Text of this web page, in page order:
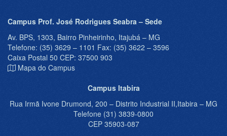
Campus Prof. José Rodrigues Seabra – Sede
Av. BPS, 1303, Bairro Pinheirinho, Itajubá – MG
Telefone: (35) 3629 – 1101 Fax: (35) 3622 – 3596
Caixa Postal 50 CEP: 37500 903
Mapa do Campus
Campus Itabira
Rua Irmã Ivone Drumond, 200 – Distrito Industrial II,Itabira – MG
Telefone (31) 3839-0800
CEP 35903-087